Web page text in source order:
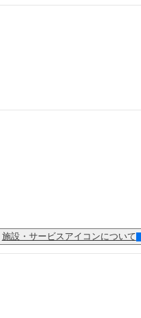
施設・サービスアイコンについて